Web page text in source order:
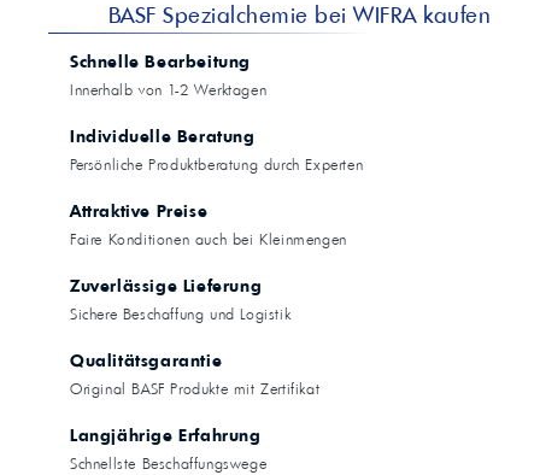
BASF Spezialchemie bei WIFRA kaufen
Schnelle Bearbeitung
Innerhalb von 1-2 Werktagen
Individuelle Beratung
Persönliche Produktberatung durch Experten
Attraktive Preise
Faire Konditionen auch bei Kleinmengen
Zuverlässige Lieferung
Sichere Beschaffung und Logistik
Qualitätsgarantie
Original BASF Produkte mit Zertifikat
Langjährige Erfahrung
Schnellste Beschaffungswege